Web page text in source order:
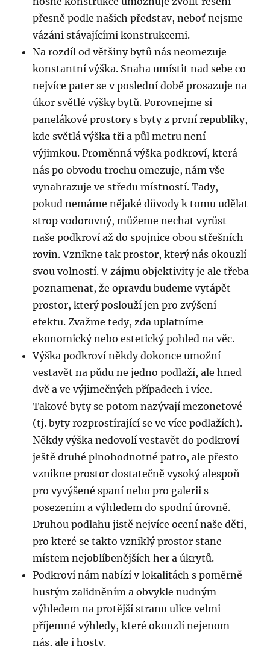
přesně podle našich představ, neboť nejsme
vázáni stávajícími konstrukcemi.
Na rozdíl od většiny bytů nás neomezuje
konstantní výška. Snaha umístit nad sebe co
nejvíce pater se v poslední době prosazuje na
úkor světlé výšky bytů. Porovnejme si
panelákové prostory s byty z první republiky,
kde světlá výška tři a půl metru není
výjimkou. Proměnná výška podkroví, která
nás po obvodu trochu omezuje, nám vše
vynahrazuje ve středu místností. Tady,
pokud nemáme nějaké důvody k tomu udělat
strop vodorovný, můžeme nechat vyrůst
naše podkroví až do spojnice obou střešních
rovin. Vznikne tak prostor, který nás okouzlí
svou volností. V zájmu objektivity je ale třeba
poznamenat, že opravdu budeme vytápět
prostor, který poslouží jen pro zvýšení
efektu. Zvažme tedy, zda uplatníme
ekonomický nebo estetický pohled na věc.
Výška podkroví někdy dokonce umožní
vestavět na půdu ne jedno podlaží, ale hned
dvě a ve výjimečných případech i více.
Takové byty se potom nazývají mezonetové
(tj. byty rozprostírající se ve více podlažích).
Někdy výška nedovolí vestavět do podkroví
ještě druhé plnohodnotné patro, ale přesto
vznikne prostor dostatečně vysoký alespoň
pro vyvýšené spaní nebo pro galerii s
posezením a výhledem do spodní úrovně.
Druhou podlahu jistě nejvíce ocení naše děti,
pro které se takto vzniklý prostor stane
místem nejoblíbenějších her a úkrytů.
Podkroví nám nabízí v lokalitách s poměrně
hustým zalidněním a obvykle nudným
výhledem na protější stranu ulice velmi
příjemné výhledy, které okouzlí nejenom
nás, ale i hosty.